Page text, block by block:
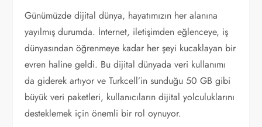
Günümüzde dijital dünya, hayatımızın her alanına
yayılmış durumda. İnternet, iletişimden eğlenceye, iş
dünyasından öğrenmeye kadar her şeyi kucaklayan bir
evren haline geldi. Bu dijital dünyada veri kullanımı
da giderek artıyor ve Turkcell’in sunduğu 50 GB gibi
büyük veri paketleri, kullanıcıların dijital yolculuklarını
desteklemek için önemli bir rol oynuyor.